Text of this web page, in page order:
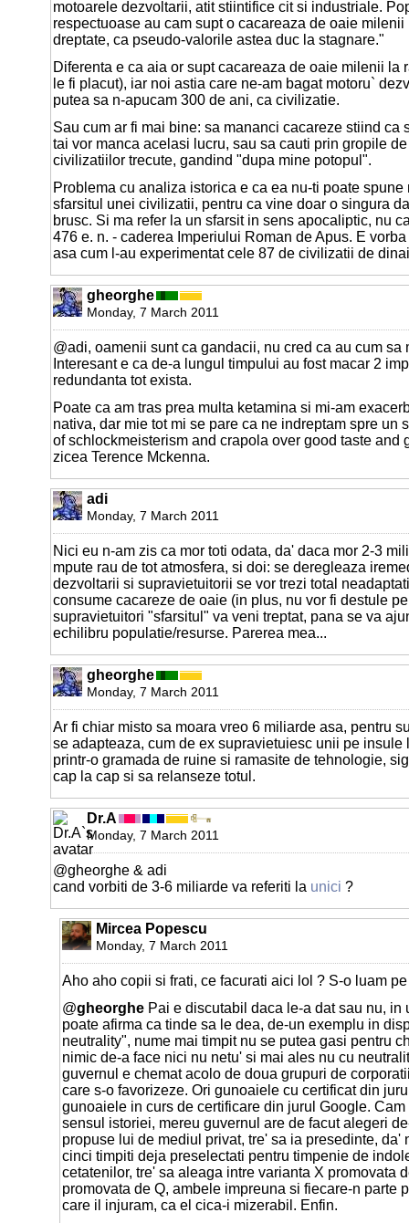
motoarele dezvoltarii, atit stiintifice cit si industriale.
respectuoase au cam supt o cacareaza de oaie
dreptate, ca pseudo-valorile astea duc la stagnare."
Diferenta e ca aia or supt cacareaza de oaie milenii la
le fi placut), iar noi astia care ne-am bagat motoru`
putea sa n-apucam 300 de ani, ca civilizatie.
Sau cum ar fi mai bine: sa mananci cacareze stiind ca
tai vor manca acelasi lucru, sau sa cauti prin gropile
civilizatiilor trecute, gandind "dupa mine potopul".
Problema cu analiza istorica e ca ea nu-ti poate spune
sfarsitul unei civilizatii, pentru ca vine doar o singura
brusc. Si ma refer la un sfarsit in sens apocaliptic, nu
476 e. n. - caderea Imperiului Roman de Apus. E
asa cum l-au experimentat cele 87 de civilizatii de
gheorghe
Monday, 7 March 2011
@adi, oamenii sunt ca gandacii, nu cred ca au cum sa
Interesant e ca de-a lungul timpului au fost macar 2
redundanta tot exista.
Poate ca am tras prea multa ketamina si mi-am
nativa, dar mie tot mi se pare ca ne indreptam spre un
of schlockmeisterism and crapola over good taste and
zicea Terence Mckenna.
adi
Monday, 7 March 2011
Nici eu n-am zis ca mor toti odata, da' daca mor 2-3
mpute rau de tot atmosfera, si doi: se deregleaza
dezvoltarii si supravietuitorii se vor trezi total
consume cacareze de oaie (in plus, nu vor fi destule
supravietuitori "sfarsitul" va veni treptat, pana se va
echilibru populatie/resurse. Parerea mea...
gheorghe
Monday, 7 March 2011
Ar fi chiar misto sa moara vreo 6 miliarde asa, pentru
se adapteaza, cum de ex supravietuiesc unii pe insule
printr-o gramada de ruine si ramasite de tehnologie,
cap la cap si sa relanseze totul.
Dr.A
Monday, 7 March 2011
@gheorghe & adi
cand vorbiti de 3-6 miliarde va referiti la unici ?
Mircea Popescu
Monday, 7 March 2011
Aho aho copii si frati, ce facurati aici lol ? S-o luam
@gheorghe Pai e discutabil daca le-a dat sau nu, in
poate afirma ca tinde sa le dea, de-un exemplu in
neutrality", nume mai timpit nu se putea gasi pentru
nimic de-a face nici nu netu' si mai ales nu cu
guvernul e chemat acolo de doua grupuri de
care s-o favorizeze. Ori gunoaiele cu certificat din
gunoaiele in curs de certificare din jurul Google. Cam
sensul istoriei, mereu guvernul are de facut alegeri
propuse lui de mediul privat, tre' sa ia presedinte, da'
cinci timpiti deja preselectati pentru timpenie de
cetatenilor, tre' sa aleaga intre varianta X promovata
promovata de Q, ambele impreuna si fiecare-n parte
care il injuram, ca el cica-i mizerabil. Enfin.